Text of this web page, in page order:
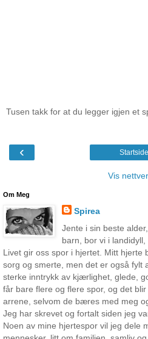
Tusen takk for at du legger igjen et
‹
Vis
Om Meg
Spirea
Jente i sin beste
barn, bor vi i
Livet gir oss spor i hjertet. Mitt
sorg og smerte, men det er også fylt
sterke inntrykk av kjærlighet, glede,
får bare flere og flere spor, og det
arrene, selvom de bæres med meg
Jeg har skrevet og fortalt siden jeg
Noen av mine hjertespor vil jeg dele